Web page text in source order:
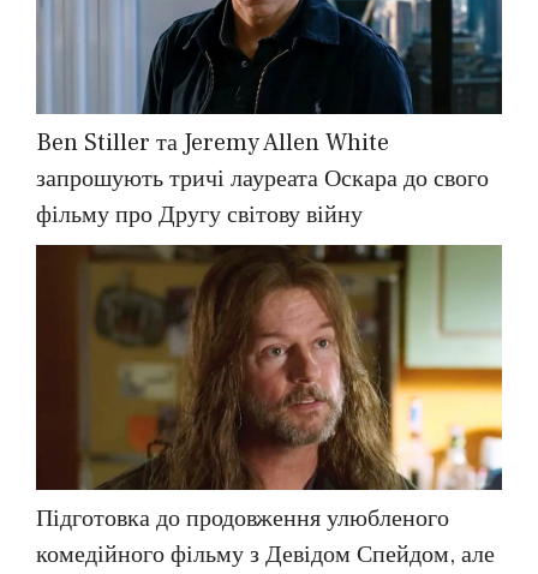
Ben Stiller та Jeremy Allen White
запрошують тричі лауреата Оскара до свого
фільму про Другу світову війну
Підготовка до продовження улюбленого
комедійного фільму з Девідом Спейдом, але